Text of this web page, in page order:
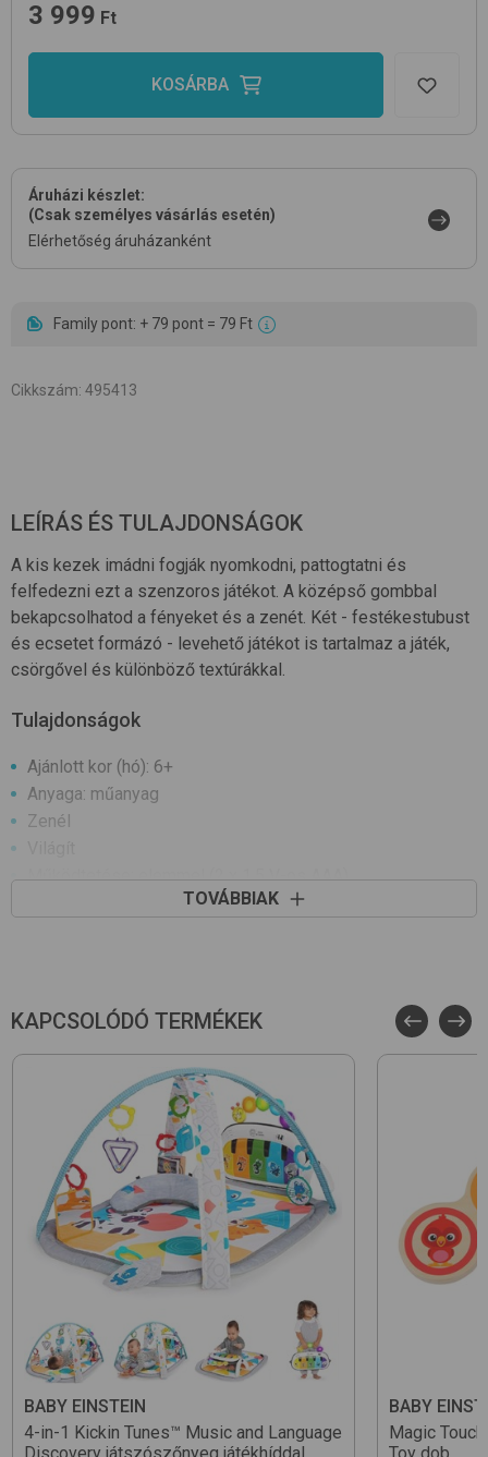
3 999 Ft
KOSÁRBA
Áruházi készlet:
(Csak személyes vásárlás esetén)
Elérhetőség áruházanként
Family pont: + 79 pont = 79 Ft
Cikkszám: 495413
LEÍRÁS ÉS TULAJDONSÁGOK
A kis kezek imádni fogják nyomkodni, pattogtatni és
felfedezni ezt a szenzoros játékot. A középső gombbal
bekapcsolhatod a fényeket és a zenét. Két - festékestubust
és ecsetet formázó - levehető játékot is tartalmaz a játék,
csörgővel és különböző textúrákkal.
Tulajdonságok
Ajánlott kor (hó): 6+
Anyaga: műanyag
Zenél
Működtetése: elemmel (2 x 1,5 V-os AAA)
Fejleszti: finom motoros készségeket, ok-okozat
megértését
Elemet tartalmaz: igen
Dallam fajtája: klasszikusok
TOVÁBBIAK
KAPCSOLÓDÓ TERMÉKEK
BABY EINSTEIN
4-in-1 Kickin Tunes™ Music and Language
BABY
Magic